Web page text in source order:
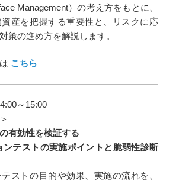
Management）の考え方をもとに、
産を把握する重要性と、リスクに応
策の進め方を解説します。
こちら
～15:00
有効性を検証する
テストの実施ポイントと脆弱性診断
ストの目的や効果、実施の流れを、